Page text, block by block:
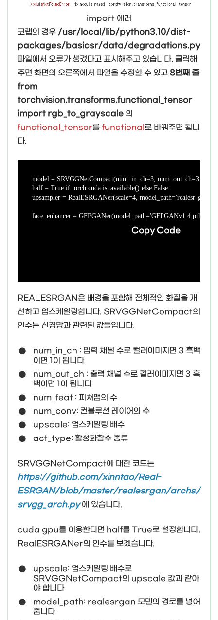
import 에러
코랩의 경우 /usr/local/lib/python3.10/dist-
packages/basicsr/data/degradations.py
파일에서 오류가 생겼다고 표시해주고 있습니다. 클릭해
주면 화면의 오른쪽에서 파일을 수정할 수 있고 8번째 줄
from
torchvision.transforms.functional_tensor
import rgb_to_grayscale 의
functional_tensor를 functional 로 바꿔주면 됩니
다.
model = SRVGGNetCompact(num_in_ch=3, num_out_ch=3,
half = True if torch.cuda.is_available() else False
upsampler = RealESRGANer(scale=4, model_path='realesr-
face_enhancer = GFPGANer(model_path='GFPGANv1.4.pth',
Copy Code
REALESRGAN은 배경을 포함해 전체적인 화질을 개
선하고 업스케일링합니다. SRVGGNetCompact의
인수는 신경망과 관련된 값들입니다.
num_in_ch : 입력 채널 수로 컬러이미지면 3 흑백
이면 1이 됩니다
num_out_ch : 출력 채널 수로 컬러이미지면 3 흑
백이면 1이 됩니다
num_feat : 피쳐맵의 수
num_conv: 컨볼루션 레이어의 수
upscale: 업스케일링 배수
act_type: 활성화함수 종류
SRVGGNetCompact에 대한 코드는
https://github.com/xinntao/Real-
ESRGAN/blob/master/realesrgan/archs/
srvgg_arch.py에 있습니다.
cuda gpu를 이용한다면 half를 True로 설정합니다.
RealESRGANer의 인수를 보겠습니다.
upscale: 업스케일링 배수로
SRVGGNetCompact의 upscale 값과 같아
야 합니다
model_path: realesrgan 모델의 경로를 넣어
줍니다